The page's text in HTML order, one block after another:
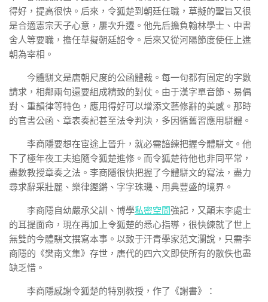
得好，提高很快。后來，令狐楚到朝廷任職，草擬的聖旨又很
是合適憲宗天子心意，屢次升遷。他先后擔負翰林學士、中書
舍人等要職，擔任草擬朝廷詔令。后來又從河陽節度使任上進
朝為宰相。
今體駢文是唐朝尺度的公函體裁。每一句都有固定的字數
請求，相鄰兩句還要組成精致的對仗。由于漢字單音節、易偶
對、重韻律等特色，應用得好可以增添文藝修辭的美感。那時
的官書公函、章表奏記甚至法令判決，多因循舊習應用駢體。
李商隱要想在宦途上晉升，就必需諳練把握今體駢文。他
下了極年夜工夫追隨令狐楚進修。而令狐楚待他也非同平常，
盡數教授章奏之法。李商隱很快把握了今體駢文的寫法，盡力
尋求辭采壯麗、樂律鏗鏘、字字珠璣、用典豐盛的境界。
李商隱自幼嚴承父訓、博學私密空間強記，又顛末李處士
的耳提面命，現在再加上令狐楚的悉心指導，很快練就了世上
無雙的今體駢文撰寫本事。以致于汗青學家范文瀾說，只需李
商隱的《樊南文集》存世，唐代的四六文即使所有的散佚也盡
缺乏惜。
李商隱感謝令狐楚的特別教授，作了《謝書》：